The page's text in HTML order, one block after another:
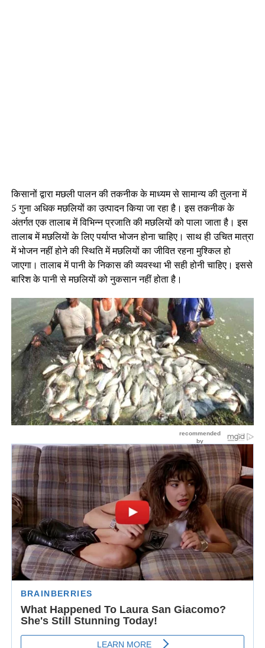
किसानों द्वारा मछली पालन की तकनीक के माध्यम से सामान्य की तुलना में
5 गुना अधिक मछलियों का उत्पादन किया जा रहा है। इस तकनीक के
अंतर्गत एक तालाब में विभिन्न प्रजाति की मछलियों को पाला जाता है। इस
तालाब में मछलियों के लिए पर्याप्त भोजन होना चाहिए। साथ ही उचित मात्रा
में भोजन नहीं होने की स्थिति में मछलियों का जीवित रहना मुश्किल हो
जाएगा। तालाब में पानी के निकास की व्यवस्था भी सही होनी चाहिए। इससे
बारिश के पानी से मछलियों को नुकसान नहीं होता है।